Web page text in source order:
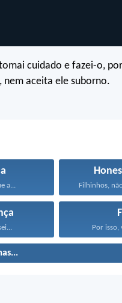
cuidado e fazei-o,
nem aceita ele suborno.
a... Filhinhos,
Por isso,